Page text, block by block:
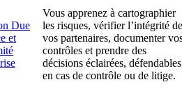
Due
et
Vous apprenez à cartographier
les risques, vérifier l’intégrité de
vos partenaires, documenter
contrôles et prendre des
décisions éclairées, défendables
en cas de contrôle ou de litige.